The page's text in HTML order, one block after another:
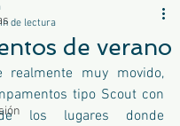
de verano
de lectura
realmente muy movido,
tipo Scout con
los lugares donde